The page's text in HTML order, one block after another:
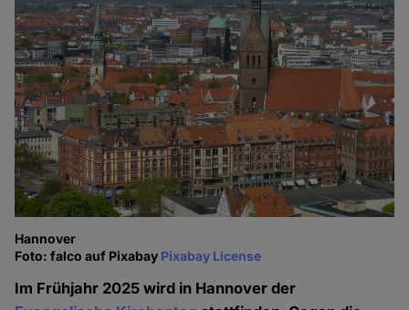
Hannover
Foto: falco auf Pixabay Pixabay License
Im Frühjahr 2025 wird in Hannover der